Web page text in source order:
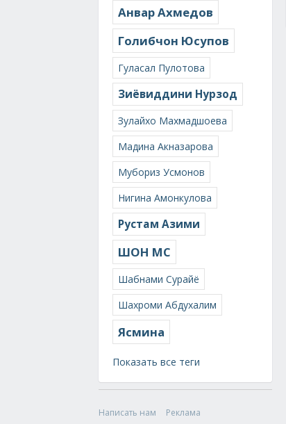
Анвар Ахмедов
Голибчон Юсупов
Гуласал Пулотова
Зиёвиддини Нурзод
Зулайхо Махмадшоева
Мадина Акназарова
Мубориз Усмонов
Нигина Амонкулова
Рустам Азими
ШОН МС
Шабнами Сурайё
Шахроми Абдухалим
Ясмина
Показать все теги
Написать нам
Реклама